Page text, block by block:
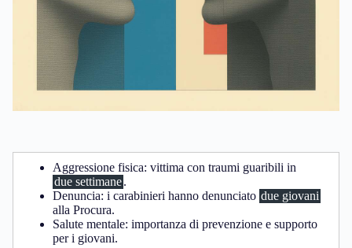
Aggressione fisica: vittima con traumi guaribili in
due settimane.
Denuncia: i carabinieri hanno denunciato due giovani
alla Procura.
Salute mentale: importanza di prevenzione e supporto
per i giovani.